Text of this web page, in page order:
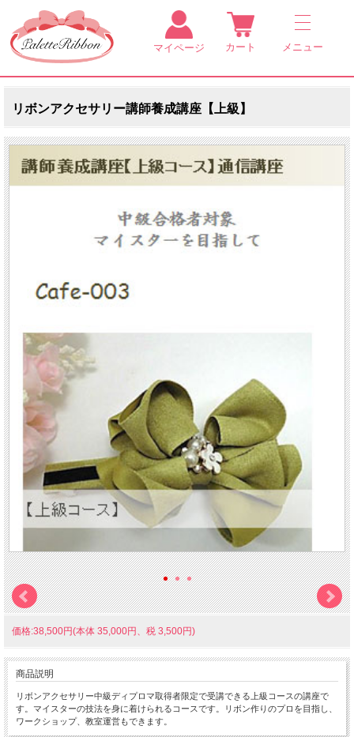
マイページ カート メニュー
リボンアクセサリー講師養成講座【上級】
価格:38,500円(本体 35,000円、税 3,500円)
商品説明
リボンアクセサリー中級ディプロマ取得者限定で受講できる上級コースの講座で
す。マイスターの技法を身に着けられるコースです。リボン作りのプロを目指し、
ワークショップ、教室運営もできます。